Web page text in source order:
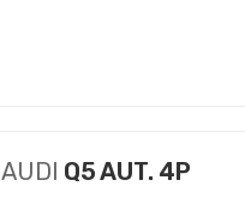
AUDI Q5 AUT. 4P